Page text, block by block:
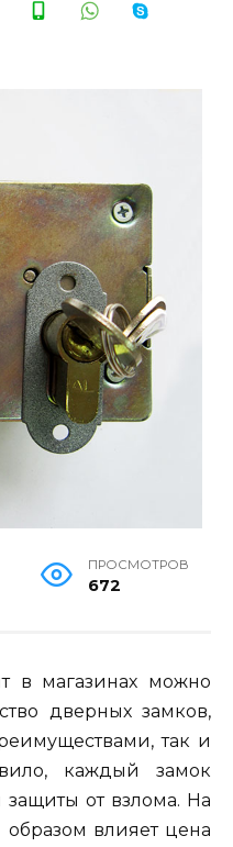
ПРОСМОТРОВ
672
в магазинах можно
дверных замков,
так и
каждый замок
от взлома. На
влияет цена